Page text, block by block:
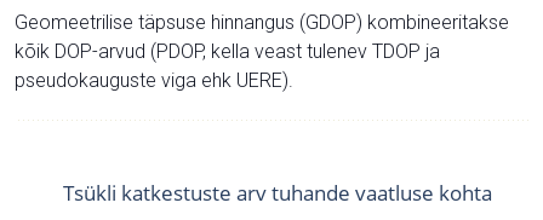
Geomeetrilise täpsuse hinnangus (GDOP) kombineeritakse
kõik DOP-arvud (PDOP, kella veast tulenev TDOP ja
pseudokauguste viga ehk UERE).
Tsükli katkestuste arv tuhande vaatluse kohta